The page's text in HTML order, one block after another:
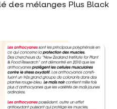
des mélanges Plus Black